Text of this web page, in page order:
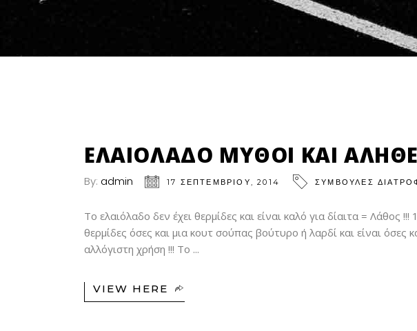
ΕΛΑΙΟΛΑΔΟ ΜΥΘΟΙ ΚΑΙ
By: admin 17 ΣΕΠΤΕΜΒΡΊΟΥ, 2014 ΣΥΜΒΟΥΛΕΣ
Το ελαιόλαδο δεν έχει θερμίδες και είναι καλό για δίαιτα = Λάθος
θερμίδες όσες και μια κουτ σούπας βούτυρο ή λαρδί και είναι
αλλόγιστη χρήση !!! Το
VIEW HERE